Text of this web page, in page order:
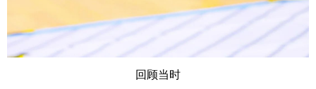
回顾当时